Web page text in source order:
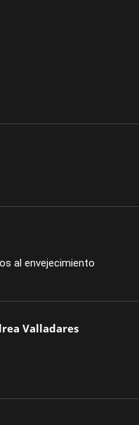
al envejecimiento
Valladares